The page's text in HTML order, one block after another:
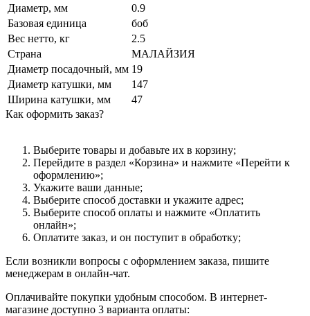
Диаметр, мм
0.9
Базовая единица
боб
Вес нетто, кг
2.5
Страна
МАЛАЙЗИЯ
Диаметр посадочный, мм 19
Диаметр катушки, мм
147
Ширина катушки, мм
47
Как оформить заказ?
Выберите товары и добавьте их в корзину;
Перейдите в раздел «Корзина» и нажмите «Перейти к
оформлению»;
Укажите ваши данные;
Выберите способ доставки и укажите адрес;
Выберите способ оплаты и нажмите «Оплатить
онлайн»;
Оплатите заказ, и он поступит в обработку;
Если возникли вопросы с оформлением заказа, пишите
менеджерам в онлайн-чат.
Оплачивайте покупки удобным способом. В интернет-
магазине доступно 3 варианта оплаты: